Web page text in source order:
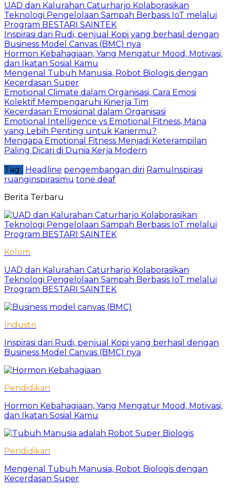
UAD dan Kalurahan Caturharjo Kolaborasikan
Teknologi Pengelolaan Sampah Berbasis IoT melalui
Program BESTARI SAINTEK
Inspirasi dari Rudi, penjual Kopi yang berhasil dengan
Business Model Canvas (BMC) nya
Hormon Kebahagiaan, Yang Mengatur Mood, Motivasi,
dan Ikatan Sosial Kamu
Mengenal Tubuh Manusia, Robot Biologis dengan
Kecerdasan Super
Emotional Climate dalam Organisasi, Cara Emosi
Kolektif Mempengaruhi Kinerja Tim
Kecerdasan Emosional dalam Organisasi
Emotional Intelligence vs Emotional Fitness, Mana
yang Lebih Penting untuk Kariermu?
Mengapa Emotional Fitness Menjadi Keterampilan
Paling Dicari di Dunia Kerja Modern
Tag : Headline pengembangan diri RamuInspirasi
ruanginspirasimu tone deaf
Berita Terbaru
Kolom
UAD dan Kalurahan Caturharjo Kolaborasikan
Teknologi Pengelolaan Sampah Berbasis IoT melalui
Program BESTARI SAINTEK
Industri
Inspirasi dari Rudi, penjual Kopi yang berhasil dengan
Business Model Canvas (BMC) nya
Pendidikan
Hormon Kebahagiaan, Yang Mengatur Mood, Motivasi,
dan Ikatan Sosial Kamu
Pendidikan
Mengenal Tubuh Manusia, Robot Biologis dengan
Kecerdasan Super